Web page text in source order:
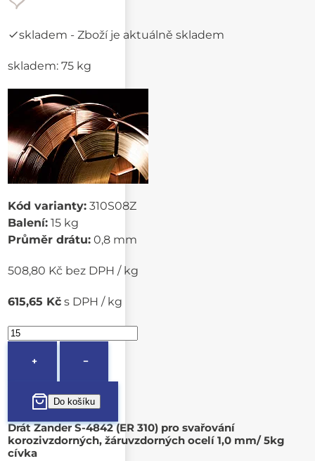
skladem - Zboží je aktuálně skladem
skladem: 75 kg
Kód varianty: 310S08Z
Balení: 15 kg
Průměr drátu: 0,8 mm
508,80 Kč bez DPH / kg
615,65 Kč s DPH / kg
+ −
Drát Zander S-4842 (ER 310) pro svařování
korozivzdorných, žáruvzdorných ocelí 1,0 mm/ 5kg
cívka